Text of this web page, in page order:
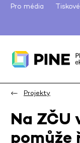
Pro média
Projekty
Na ZČU